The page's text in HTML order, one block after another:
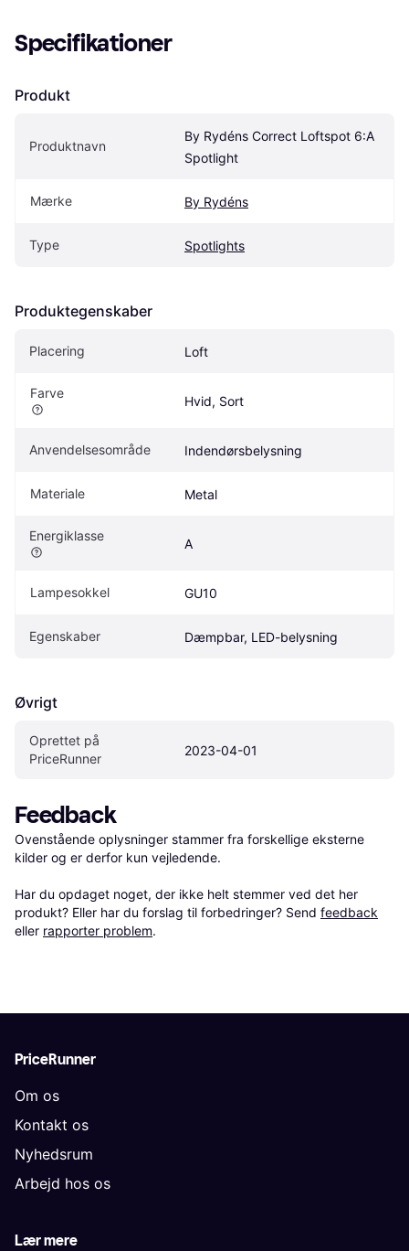
Specifikationer
Produkt
Produktnavn
By Rydéns Correct Loftspot 6:A
Spotlight
Mærke By Rydéns
Type Spotlights
Produktegenskaber
Placering Loft
Farve
Hvid, Sort
Anvendelsesområde Indendørsbelysning
Materiale Metal
Energiklasse
A
Lampesokkel GU10
Egenskaber Dæmpbar, LED-belysning
Øvrigt
Oprettet på
PriceRunner
2023-04-01
Feedback
Ovenstående oplysninger stammer fra forskellige eksterne
kilder og er derfor kun vejledende.
Har du opdaget noget, der ikke helt stemmer ved det her
produkt? Eller har du forslag til forbedringer? Send feedback
eller rapporter problem.
PriceRunner
Om os
Kontakt os
Nyhedsrum
Arbejd hos os
Lær mere